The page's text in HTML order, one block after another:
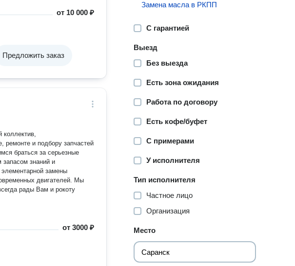
от 10 000 ₽
Предложить заказ
ремонте и подбору запчастей
браться за серьезные
знаний и
замены
двигателей. Мы
рады Вам и рокоту
от3000 ₽
Замена масла в РКПП
С гарантией
Выезд
Без выезда
Есть зона ожидания
Работа по договору
Есть кофе/буфет
С примерами
У исполнителя
Тип исполнителя
Частное лицо
Организация
Место